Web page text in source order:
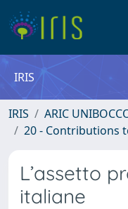
IRIS
IRIS ARIC
20 - Contributions
L’assetto
italiane